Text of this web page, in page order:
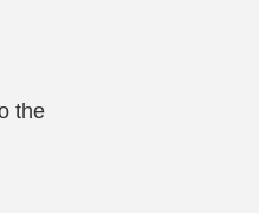
the